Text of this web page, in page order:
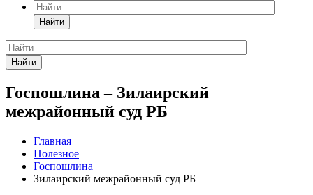
Найти
Найти
Госпошлина – Зилаирский
межрайонный суд РБ
Главная
Полезное
Госпошлина
Зилаирский межрайонный суд РБ